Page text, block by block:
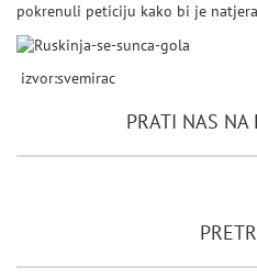
pokrenuli peticiju kako bi je
izvor:svemirac
PRATI NAS NA